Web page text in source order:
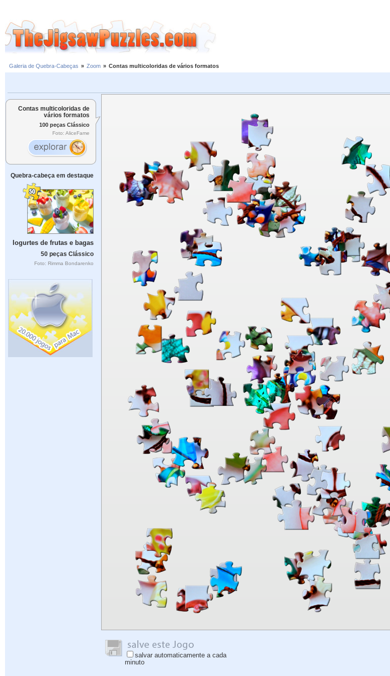
Galeria de Quebra-Cabeças » Zoom » Contas multicoloridas de vários formatos
Contas multicoloridas de
vários formatos
100 peças Clássico
Foto: AliceFame
Quebra-cabeça em destaque
Iogurtes de frutas e bagas
50 peças Clássico
Foto: Rimma Bondarenko
salvar automaticamente a cada
minuto